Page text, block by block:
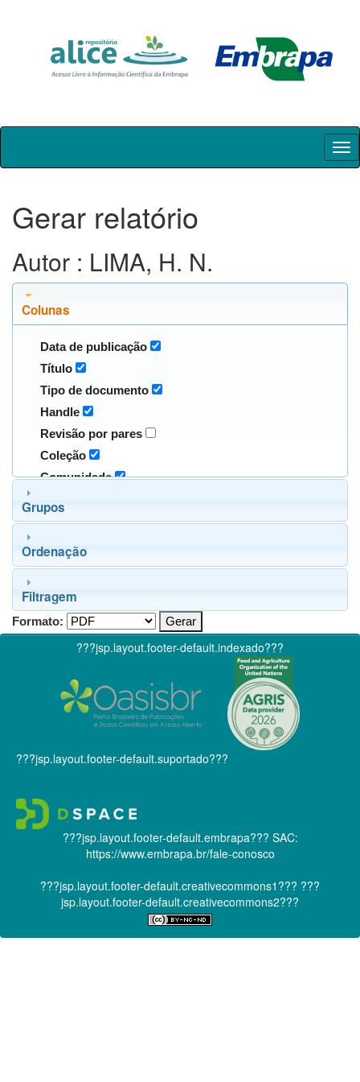
Skip
Gerar relatório
Autor : LIMA, H. N.
Colunas
Data de publicação
Título
Tipo de documento
Handle
Revisão por pares
Coleção
Comunidade
Grupos
Ordenação
Filtragem
Formato:
???jsp.layout.footer-default.indexado???
???jsp.layout.footer-default.suportado???
???jsp.layout.footer-default.embrapa??? SAC:
https://www.embrapa.br/fale-conosco
???jsp.layout.footer-default.creativecommons1??? ???
jsp.layout.footer-default.creativecommons2???